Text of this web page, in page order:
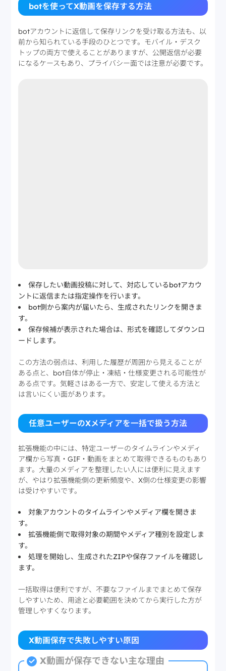
botを使ってX動画を保存する方法
botアカウントに返信して保存リンクを受け取る方法も、以
前から知られている手段のひとつです。モバイル・デスク
トップの両方で使えることがありますが、公開返信が必要
になるケースもあり、プライバシー面では注意が必要です。
保存したい動画投稿に対して、対応しているbotアカウ
ントに返信または指定操作を行います。
bot側から案内が届いたら、生成されたリンクを開きま
す。
保存候補が表示された場合は、形式を確認してダウンロ
ードします。
この方法の弱点は、利用した履歴が周囲から見えることが
ある点と、bot自体が停止・凍結・仕様変更される可能性が
ある点です。気軽さはある一方で、安定して使える方法と
は言いにくい面があります。
任意ユーザーのXメディアを一括で扱う方法
拡張機能の中には、特定ユーザーのタイムラインやメディ
ア欄から写真・GIF・動画をまとめて取得できるものもあり
ます。大量のメディアを整理したい人には便利に見えます
が、やはり拡張機能側の更新頻度や、X側の仕様変更の影響
は受けやすいです。
対象アカウントのタイムラインやメディア欄を開きま
す。
拡張機能側で取得対象の期間やメディア種別を設定しま
す。
処理を開始し、生成されたZIPや保存ファイルを確認し
ます。
一括取得は便利ですが、不要なファイルまでまとめて保存
しやすいため、用途と必要範囲を決めてから実行した方が
管理しやすくなります。
X動画保存で失敗しやすい原因
X動画が保存できない主な理由